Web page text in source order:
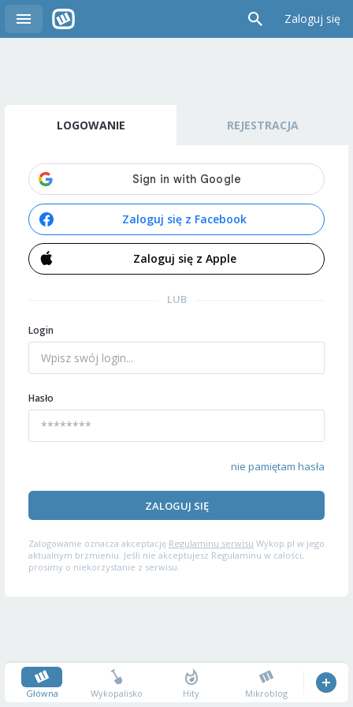
Zaloguj się
LOGOWANIE REJESTRACJA
Zaloguj się z Facebook
Zaloguj się z Apple
LUB
Login
Hasło
nie pamiętam hasła
ZALOGUJ SIĘ
Zalogowanie oznacza akceptację Regulaminu serwisu Wykop.pl w jego
aktualnym brzmieniu. Jeśli nie akceptujesz Regulaminu w całości,
prosimy o niekorzystanie z serwisu.
Główna Wykopalisko Hity Mikroblog